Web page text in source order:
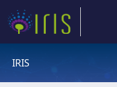
IRIS